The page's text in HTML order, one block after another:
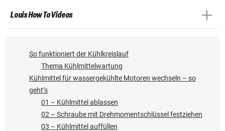
Louis How To Videos
So funktioniert der Kühlkreislauf
Thema Kühlmittelwartung
Kühlmittel für wassergekühlte Motoren wechseln – so
geht’s
01 – Kühlmittel ablassen
02 – Schraube mit Drehmomentschlüssel festziehen
03 – Kühlmittel auffüllen